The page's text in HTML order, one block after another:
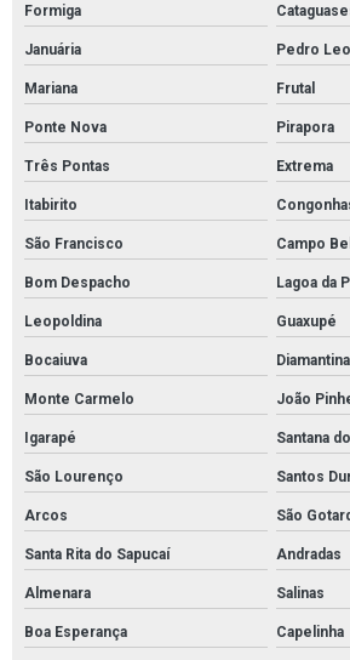
Válvulas esfera
Válvulas esfera de aço inox
Válvulas reguladoras de alta pressão
Válvulas reguladoras de pressão água
Válvula esfera com atuador pneumático
Válvula esfera alta pressão
Válvula esfera industrial
Absorvente hidrofóbico para óleo
Absorvente industrial para petróleo e derivados
Absorvente para hidrocarbonetos
Absorvente para óleo e combustíveis
Absorventes industriais
Cordão absorvente
Cordão absorvente de derivados de petróleo
Formiga
Januária Pedro
Mariana Frutal
Ponte Nova Pirapora
Três Pontas Extrema
Itabirito
São Francisco Campo
Bom Despacho Lagoa da
Leopoldina Guaxupé
Bocaiuva Diamantina
Monte Carmelo João
Igarapé Santana
São Lourenço Santos
Arcos São
Santa Rita do Sapucaí Andradas
Almenara Salinas
Boa Esperança Capelinha